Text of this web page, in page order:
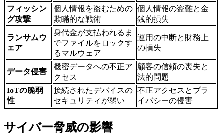
フィッシン
グ攻撃
個人情報を盗むための
欺瞞的な戦術
個人情報の盗難と金
銭的損失
ランサムウ
ェア
身代金が支払われるま
でファイルをロックす
るマルウェア
運用の中断と財務上
の損失
データ侵害
機密データへの不正ア
クセス
顧客の信頼の喪失と
法的問題
IoTの脆弱
性
接続されたデバイスの
セキュリティが弱い
不正アクセスとプラ
イバシーの侵害
サイバー脅威の影響